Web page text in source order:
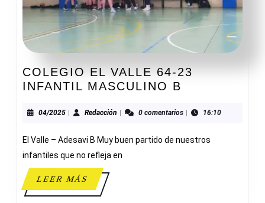
COLEGIO EL VALLE 64-23
INFANTIL MASCULINO B
VALLE
23
04/202504/2025Redacción Redacción0 comentarios 16:10
El Valle – Adesavi B Muy buen partido de nuestros
infantiles que no refleja en
LEER MÁSLEER
MÁS